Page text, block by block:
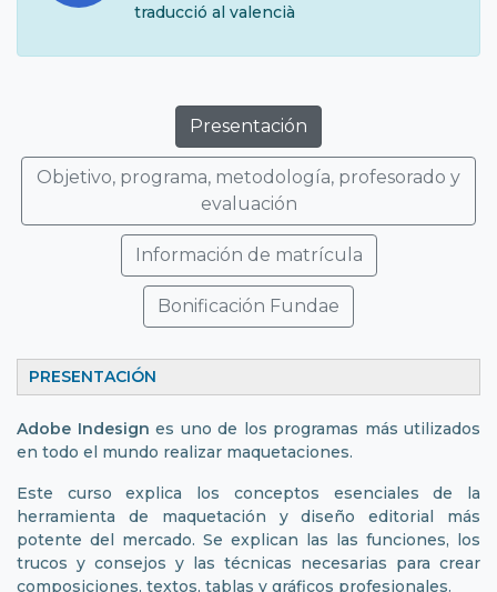
traducció al valencià
Presentación
Objetivo, programa, metodología, profesorado y
evaluación
Información de matrícula
Bonificación Fundae
PRESENTACIÓN
Adobe Indesign es uno de los programas más utilizados
en todo el mundo realizar maquetaciones.
Este curso explica los conceptos esenciales de la
herramienta de maquetación y diseño editorial más
potente del mercado. Se explican las las funciones, los
trucos y consejos y las técnicas necesarias para crear
composiciones, textos, tablas y gráficos profesionales.